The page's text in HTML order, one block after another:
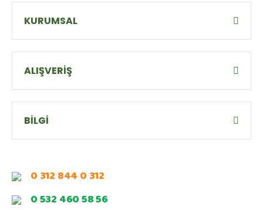
KURUMSAL
ALIŞVERİŞ
BİLGİ
0 312 844 0 312
0 532 460 58 56